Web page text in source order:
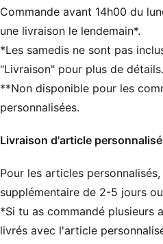
Conçu pour : Lifestyle par
Largeur : régulière
Talon : Talon plat
Mesh pour une bonne aération
Détails métallisés
Détails brandés PUMA
Commande avant 14h00 du
une livraison le lendemain*.
*Les samedis ne sont pas
"Livraison" pour plus de détails.
**Non disponible pour les
personnalisées.
Livraison d'article
Pour les articles
supplémentaire de 2-5 jours
*Si tu as commandé plusieurs
livrés avec l'article